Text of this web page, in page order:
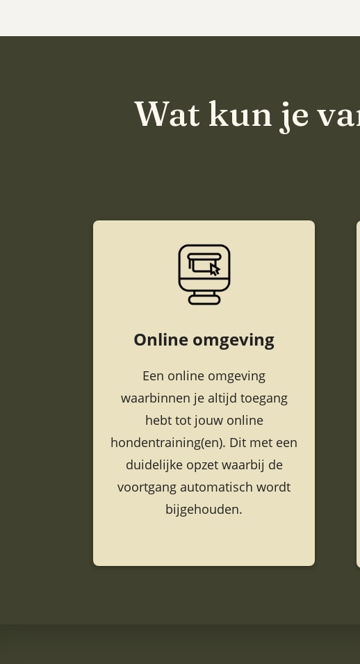
Wat kun je
Online omgeving
Een online omgeving
waarbinnen je altijd toegang
hebt tot jouw online
hondentraining(en). Dit met een
duidelijke opzet waarbij de
voortgang automatisch wordt
bijgehouden.